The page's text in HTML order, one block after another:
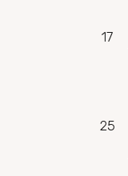
17
25